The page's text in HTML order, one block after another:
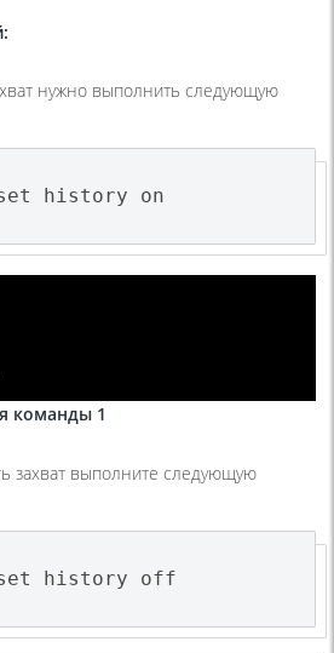
нужно выполнить следующую
history on
команды 1
захват выполните следующую
history off